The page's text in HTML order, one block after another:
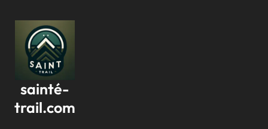
contenu
sainté-
trail.com